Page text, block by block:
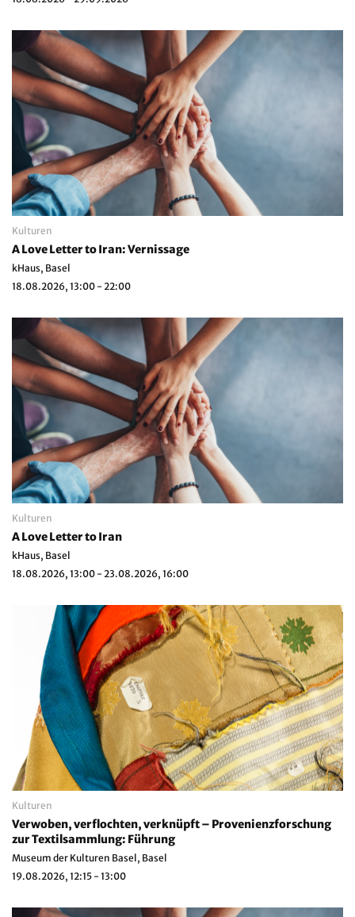
Kulturen
A Love Letter to Iran: Vernissage
kHaus, Basel
18.08.2026, 13:00 - 22:00
Kulturen
A Love Letter to Iran
kHaus, Basel
18.08.2026, 13:00 - 23.08.2026, 16:00
Kulturen
Verwoben, verflochten, verknüpft – Provenienzforschung
zur Textilsammlung: Führung
Museum der Kulturen Basel, Basel
19.08.2026, 12:15 - 13:00